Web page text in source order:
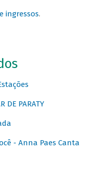
ingressos.
DE PARATY
- Anna Paes Canta